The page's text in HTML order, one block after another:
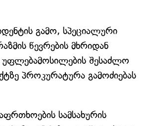
გამო, სპეციალური
წევრების მხრიდან
უფლებამოსილების შესაძლო
პროკურატურა გამოძიებას
სამსახურის